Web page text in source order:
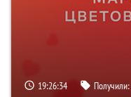
19:26:33 Получили: